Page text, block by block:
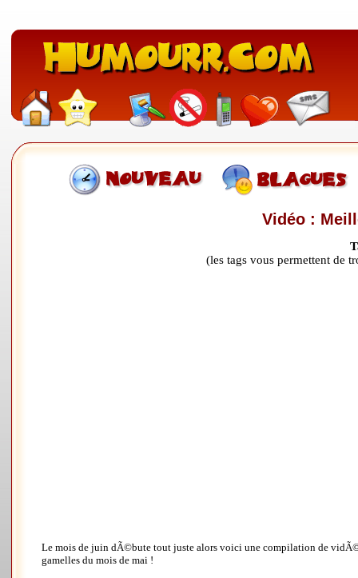
Vidéo :
(les tags vous permettent de
Le mois de juin dÃ©bute tout juste alors voici une compilation de
gamelles du mois de mai !